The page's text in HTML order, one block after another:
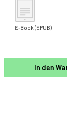
E-Book (EPUB)
In den